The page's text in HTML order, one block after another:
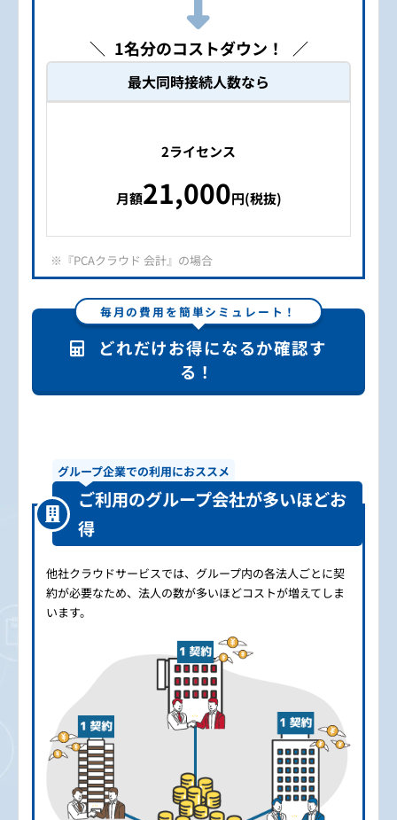
1名分のコストダウン！
最大同時接続人数なら
2ライセンス
月額21,000円(税抜)
※『PCAクラウド 会計』の場合
毎月の費用を簡単シミュレート！
どれだけお得になるか確認す
る！
グループ企業での利用におススメ
ご利用のグループ会社が多いほどお
得
他社クラウドサービスでは、グループ内の各法人ごとに契
約が必要なため、法人の数が多いほどコストが増えてしま
います。